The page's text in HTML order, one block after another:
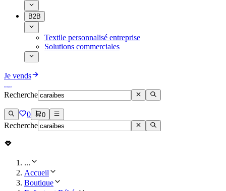
B2B
Textile personnalisé entreprise
Solutions commerciales
Je vends
Recherche
0 0
Recherche
...
Accueil
Boutique